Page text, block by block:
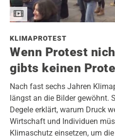
KLIMAPROTEST
Wenn Protest
gibts keinen
Nach fast sechs Jahren
längst an die Bilder gewöhnt.
Degele erklärt, warum Druck
Wirtschaft und Individuen
Klimaschutz einsetzen, um